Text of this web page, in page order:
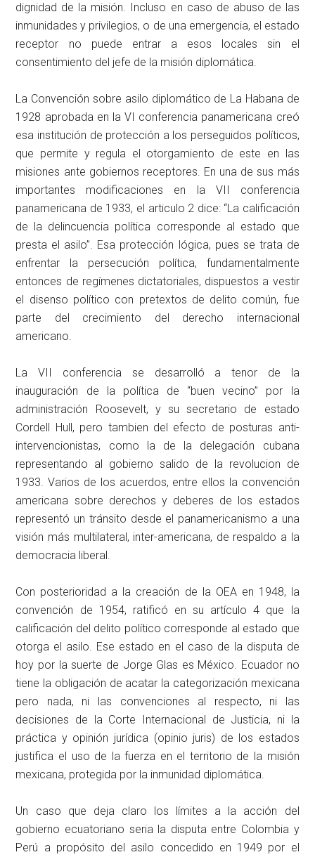
dignidad de la misión. Incluso en caso de abuso de las
inmunidades y privilegios, o de una emergencia, el estado
receptor no puede entrar a esos locales sin el
consentimiento del jefe de la misión diplomática.
La Convención sobre asilo diplomático de La Habana de
1928 aprobada en la VI conferencia panamericana creó
esa institución de protección a los perseguidos políticos,
que permite y regula el otorgamiento de este en las
misiones ante gobiernos receptores. En una de sus más
importantes modificaciones en la VII conferencia
panamericana de 1933, el articulo 2 dice: “La calificación
de la delincuencia política corresponde al estado que
presta el asilo”. Esa protección lógica, pues se trata de
enfrentar la persecución política, fundamentalmente
entonces de regímenes dictatoriales, dispuestos a vestir
el disenso político con pretextos de delito común, fue
parte del crecimiento del derecho internacional
americano.
La VII conferencia se desarrolló a tenor de la
inauguración de la política de “buen vecino” por la
administración Roosevelt, y su secretario de estado
Cordell Hull, pero tambien del efecto de posturas anti-
intervencionistas, como la de la delegación cubana
representando al gobierno salido de la revolucion de
1933. Varios de los acuerdos, entre ellos la convención
americana sobre derechos y deberes de los estados
representó un tránsito desde el panamericanismo a una
visión más multilateral, inter-americana, de respaldo a la
democracia liberal.
Con posterioridad a la creación de la OEA en 1948, la
convención de 1954, ratificó en su artículo 4 que la
calificación del delito político corresponde al estado que
otorga el asilo. Ese estado en el caso de la disputa de
hoy por la suerte de Jorge Glas es México. Ecuador no
tiene la obligación de acatar la categorización mexicana
pero nada, ni las convenciones al respecto, ni las
decisiones de la Corte Internacional de Justicia, ni la
práctica y opinión jurídica (opinio juris) de los estados
justifica el uso de la fuerza en el territorio de la misión
mexicana, protegida por la inmunidad diplomática.
Un caso que deja claro los límites a la acción del
gobierno ecuatoriano seria la disputa entre Colombia y
Perú a propósito del asilo concedido en 1949 por el